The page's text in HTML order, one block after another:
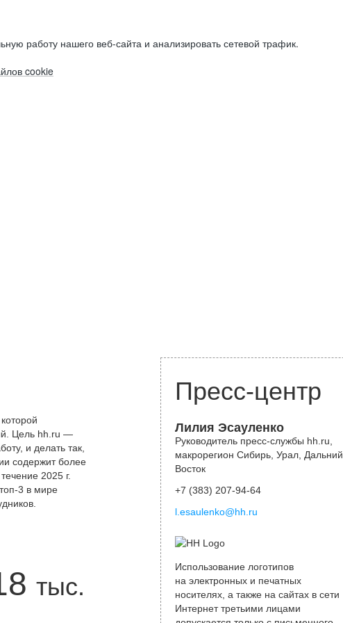
работу нашего веб-сайта и анализировать сетевой трафик.
cookie
Цель hh.ru —
и делать так,
содержит более
2025 г.
3 в мире
тыс.
Пресс-центр
Лилия Эсауленко
Руководитель пресс-службы hh.ru,
макрорегион Сибирь, Урал, Дальний
Восток
+7 (383) 207-94-64
l.esaulenko@hh.ru
Использование логотипов
на электронных и печатных
носителях, а также на сайтах в сети
Интернет третьими лицами